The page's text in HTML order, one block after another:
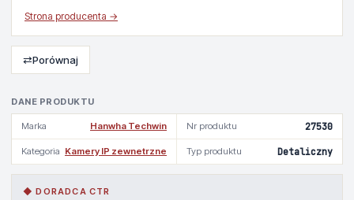
DANE PRODUKTU
Marka Hanwha Techwin Nr produktu 27530
Kategoria Kamery IP zewnetrzne Typ produktu Detaliczny
◆ DORADCA CTR
Strona producenta →
⇄Porównaj